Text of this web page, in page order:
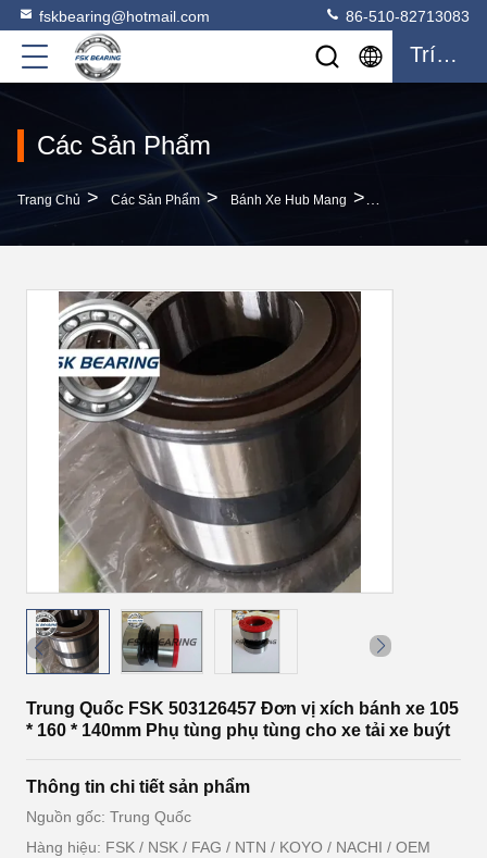
fskbearing@hotmail.com 86-510-82713083
Trích Dẫn
Các Sản Phẩm
Trang Chủ > Các Sản Phẩm > Bánh Xe Hub Mang >
Trung Quốc FSK 503126457 Đơn vị xích bánh xe 105
* 160 * 140mm Phụ tùng phụ tùng cho xe tải xe buýt
Thông tin chi tiết sản phẩm
Nguồn gốc: Trung Quốc
Hàng hiệu: FSK / NSK / FAG / NTN / KOYO / NACHI / OEM